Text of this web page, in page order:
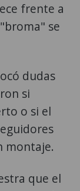
frente a
se
dudas
si
o si el
montaje.
que el